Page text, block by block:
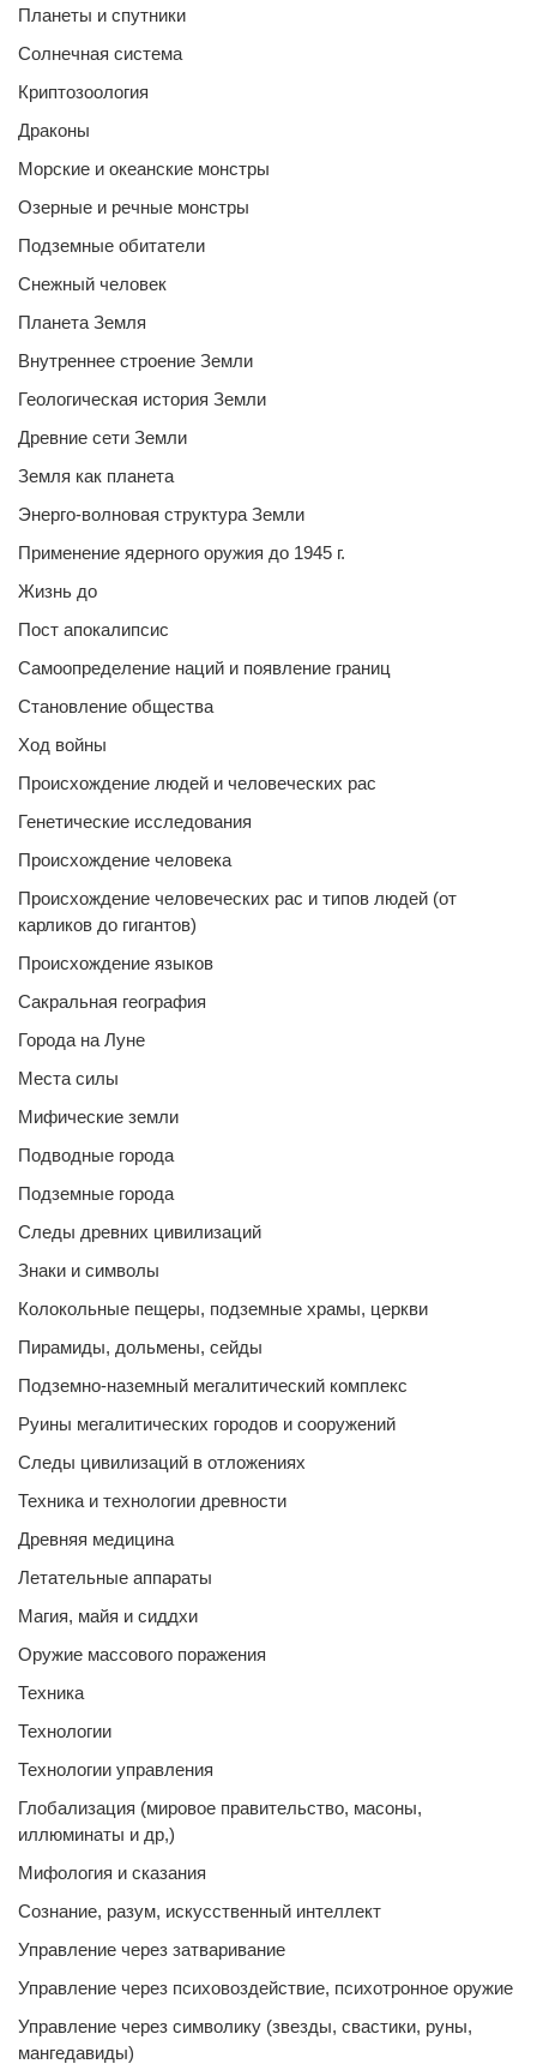
Планеты и спутники
Солнечная система
Криптозоология
Драконы
Морские и океанские монстры
Озерные и речные монстры
Подземные обитатели
Снежный человек
Планета Земля
Внутреннее строение Земли
Геологическая история Земли
Древние сети Земли
Земля как планета
Энерго-волновая структура Земли
Применение ядерного оружия до 1945 г.
Жизнь до
Пост апокалипсис
Самоопределение наций и появление границ
Становление общества
Ход войны
Происхождение людей и человеческих рас
Генетические исследования
Происхождение человека
Происхождение человеческих рас и типов людей (от
карликов до гигантов)
Происхождение языков
Сакральная география
Города на Луне
Места силы
Мифические земли
Подводные города
Подземные города
Следы древних цивилизаций
Знаки и символы
Колокольные пещеры, подземные храмы, церкви
Пирамиды, дольмены, сейды
Подземно-наземный мегалитический комплекс
Руины мегалитических городов и сооружений
Следы цивилизаций в отложениях
Техника и технологии древности
Древняя медицина
Летательные аппараты
Магия, майя и сиддхи
Оружие массового поражения
Техника
Технологии
Технологии управления
Глобализация (мировое правительство, масоны,
иллюминаты и др,)
Мифология и сказания
Сознание, разум, искусственный интеллект
Управление через затваривание
Управление через психовоздействие, психотронное оружие
Управление через символику (звезды, свастики, руны,
мангедавиды)